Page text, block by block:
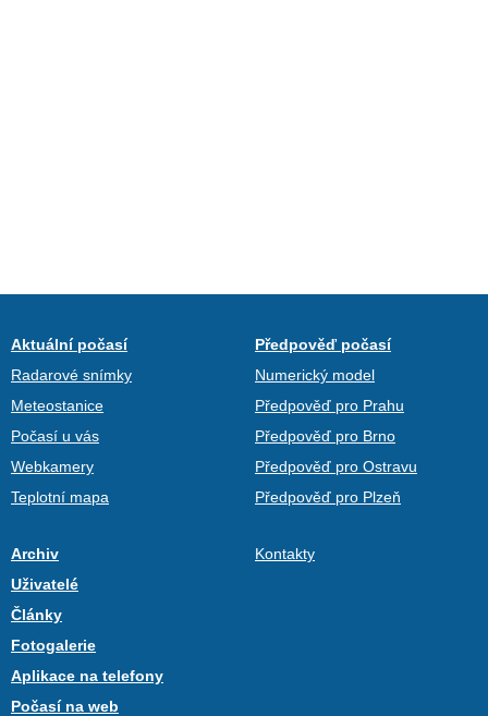
Aktuální počasí
Radarové snímky
Meteostanice
Počasí u vás
Webkamery
Teplotní mapa
Předpověď počasí
Numerický model
Předpověď pro Prahu
Předpověď pro Brno
Předpověď pro Ostravu
Předpověď pro Plzeň
Archiv
Uživatelé
Články
Fotogalerie
Aplikace na telefony
Počasí na web
Kontakty